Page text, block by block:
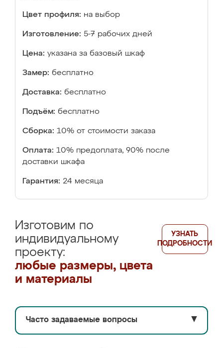
Цвет профиля: на выбор
Изготовление: 5-7 рабочих дней
Цена: указана за базовый шкаф
Замер: бесплатно
Доставка: бесплатно
Подъём: бесплатно
Сборка: 10% от стоимости заказа
Оплата: 10% предоплата, 90% после
доставки шкафа
Гарантия: 24 месяца
Изготовим по
индивидуальному
проекту:
любые размеры, цвета
и материалы
УЗНАТЬ
ПОДРОБНОСТИ
Часто задаваемые вопросы ▼